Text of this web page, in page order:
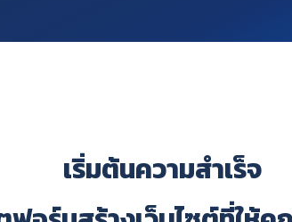
เริ่มต้นความสำเร็จ